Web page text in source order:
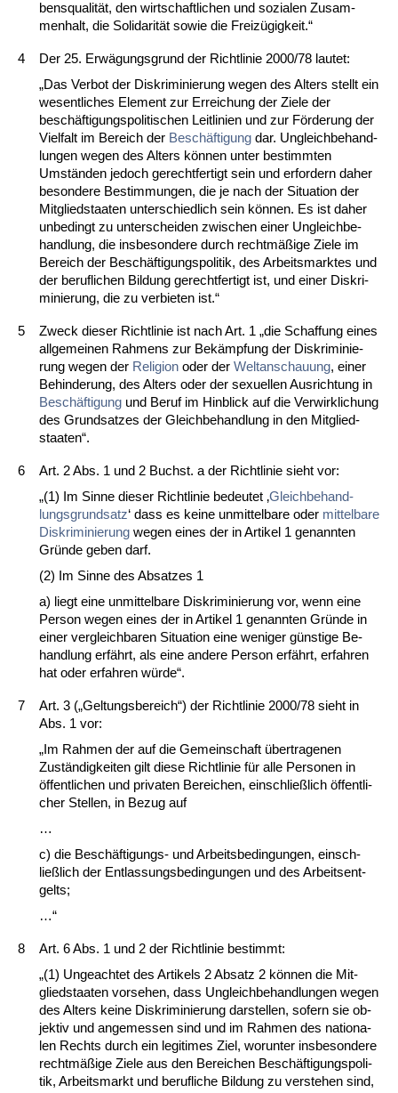
bens­qua­lität, den wirt­schaft­li­chen und so­zia­len Zu­sam­
men­halt, die So­li­da­rität so­wie die Freizügig­keit.“
4
Der 25. Erwägungs­grund der Richt­li­nie 2000/78 lau­tet:
„Das Ver­bot der Dis­kri­mi­nie­rung we­gen des Al­ters stellt ein
we­sent­li­ches Ele­ment zur Er­rei­chung der Zie­le der
beschäfti­gungs­po­li­ti­schen Leit­li­ni­en und zur Förde­rung der
Viel­falt im Be­reich der Beschäfti­gung dar. Un­gleich­be­hand­
lun­gen we­gen des Al­ters können un­ter be­stimm­ten
Umständen je­doch ge­recht­fer­tigt sein und er­for­dern da­her
be­son­de­re Be­stim­mun­gen, die je nach der Si­tua­ti­on der
Mit­glied­staa­ten un­ter­schied­lich sein können. Es ist da­her
un­be­dingt zu un­ter­schei­den zwi­schen ei­ner Un­gleich­be­
hand­lung, die ins­be­son­de­re durch rechtmäßige Zie­le im
Be­reich der Beschäfti­gungs­po­li­tik, des Ar­beits­mark­tes und
der be­ruf­li­chen Bil­dung ge­recht­fer­tigt ist, und ei­ner Dis­kri­
mi­nie­rung, die zu ver­bie­ten ist.“
5
Zweck die­ser Richt­li­nie ist nach Art. 1 „die Schaf­fung ei­nes
all­ge­mei­nen Rah­mens zur Bekämp­fung der Dis­kri­mi­nie­
rung we­gen der Re­li­gi­on oder der Welt­an­schau­ung, ei­ner
Be­hin­de­rung, des Al­ters oder der se­xu­el­len Aus­rich­tung in
Beschäfti­gung und Be­ruf im Hin­blick auf die Ver­wirk­li­chung
des Grund­sat­zes der Gleich­be­hand­lung in den Mit­glied­
staa­ten“.
6
Art. 2 Abs. 1 und 2 Buchst. a der Richt­li­nie sieht vor:
„(1) Im Sin­ne die­ser Richt­li­nie be­deu­tet ‚Gleich­be­hand­
lungs­grund­satz‘ dass es kei­ne un­mit­tel­ba­re oder mit­tel­ba­re
Dis­kri­mi­nie­rung we­gen ei­nes der in Ar­ti­kel 1 ge­nann­ten
Gründe ge­ben darf.
(2) Im Sin­ne des Ab­sat­zes 1
a) liegt ei­ne un­mit­tel­ba­re Dis­kri­mi­nie­rung vor, wenn ei­ne
Per­son we­gen ei­nes der in Ar­ti­kel 1 ge­nann­ten Gründe in
ei­ner ver­gleich­ba­ren Si­tua­ti­on ei­ne we­ni­ger güns­ti­ge Be­
hand­lung erfährt, als ei­ne an­de­re Per­son erfährt, er­fah­ren
hat oder er­fah­ren würde“.
7
Art. 3 („Gel­tungs­be­reich“) der Richt­li­nie 2000/78 sieht in
Abs. 1 vor:
„Im Rah­men der auf die Ge­mein­schaft über­tra­ge­nen
Zuständig­kei­ten gilt die­se Richt­li­nie für al­le Per­so­nen in
öffent­li­chen und pri­va­ten Be­rei­chen, ein­sch­ließlich öffent­li­
cher Stel­len, in Be­zug auf
…
c) die Beschäfti­gungs- und Ar­beits­be­din­gun­gen, ein­sch­
ließlich der Ent­las­sungs­be­din­gun­gen und des Ar­beits­ent­
gelts;
…“
8
Art. 6 Abs. 1 und 2 der Richt­li­nie be­stimmt:
„(1) Un­ge­ach­tet des Ar­ti­kels 2 Ab­satz 2 können die Mit­
glied­staa­ten vor­se­hen, dass Un­gleich­be­hand­lun­gen we­gen
des Al­ters kei­ne Dis­kri­mi­nie­rung dar­stel­len, so­fern sie ob­
jek­tiv und an­ge­mes­sen sind und im Rah­men des na­tio­na­
len Rechts durch ein le­gi­ti­mes Ziel, wor­un­ter ins­be­son­de­re
rechtmäßige Zie­le aus den Be­rei­chen Beschäfti­gungs­po­li­
tik, Ar­beits­markt und be­ruf­li­che Bil­dung zu ver­ste­hen sind,